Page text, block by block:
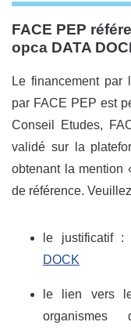
FACE PEP
opca DATA
Le financement par
par FACE PEP est
Conseil Etudes,
validé sur la
obtenant la mention
de référence.
le justificatif
DOCK
le lien vers
organismes